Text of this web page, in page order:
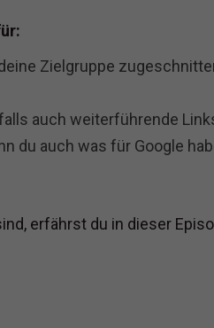
Zielgruppe
auch weiterführende
du auch was für Google
erfährst du in dieser